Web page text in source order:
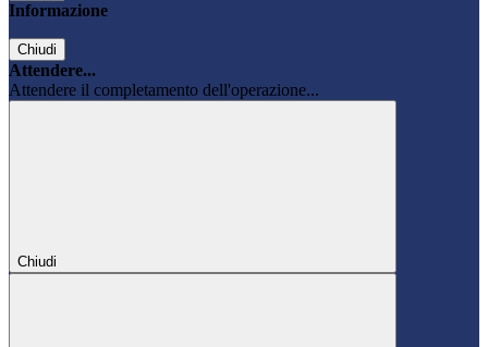
Informazione
Chiudi
Attendere...
Attendere il completamento dell'operazione...
Chiudi